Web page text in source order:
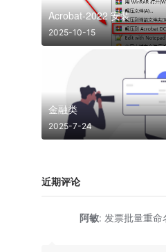
Acrobat-2022 安装
2025-10-15
金融类
2025-7-24
近期评论
阿敏: 发票批量重命